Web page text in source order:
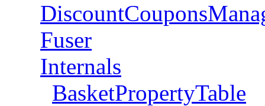
Fuser
Internals
BasketPropertyTable